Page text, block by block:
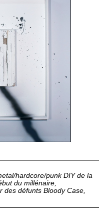
hardcore/punk DIY de la
du millénaire,
des défunts Bloody Case,